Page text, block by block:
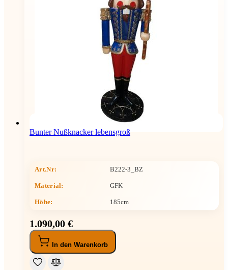
Bunter Nußknacker lebensgroß
Art.Nr: B222-3_BZ
Material: GFK
Höhe: 185cm
1.090,00 €
In den Warenkorb